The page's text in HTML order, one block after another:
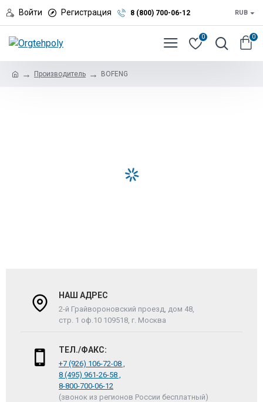
Войти Регистрация 8 (800) 700-06-12 RUB
0 0
Производитель BOFENG
НАШ АДРЕС
2-й Грайвороновский проезд, дом 48,
стр. 1 оф.10 109518, г. Москва
ТЕЛ./ФАКС:
+7 (926) 106-72-08 ,
8 (495) 961-26-58 ,
8-800-700-06-12
(звонок из регионов России бесплатный)